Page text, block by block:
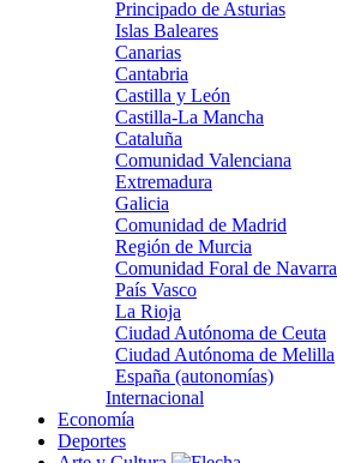
Principado de Asturias
Islas Baleares
Canarias
Cantabria
Castilla y León
Castilla-La Mancha
Cataluña
Comunidad Valenciana
Extremadura
Galicia
Comunidad de Madrid
Región de Murcia
Comunidad Foral de Navarra
País Vasco
La Rioja
Ciudad Autónoma de Ceuta
Ciudad Autónoma de Melilla
España (autonomías)
Internacional
Economía
Deportes